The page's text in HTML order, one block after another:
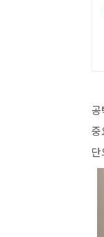
공
중